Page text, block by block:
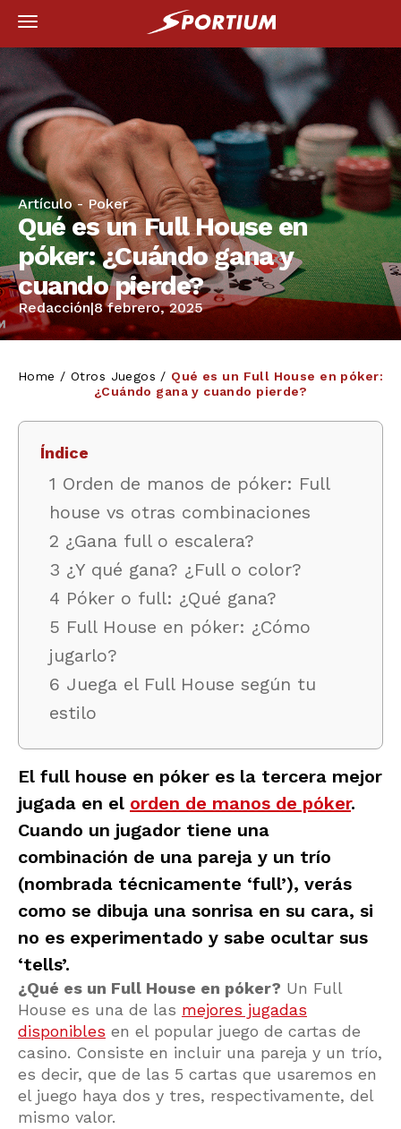
Artículo -Poker
Qué es un Full House en
póker: ¿Cuándo gana y
cuando pierde?
Redacción|8 febrero, 2025
Home /Otros Juegos / Qué es un Full House en póker:
¿Cuándo gana y cuando pierde?
El full house en póker es la tercera mejor
jugada en el orden de manos de póker.
Cuando un jugador tiene una
combinación de una pareja y un trío
(nombrada técnicamente ‘full’), verás
como se dibuja una sonrisa en su cara, si
no es experimentado y sabe ocultar sus
‘tells’.
Índice
1 Orden de manos de póker: Full
house vs otras combinaciones
2 ¿Gana full o escalera?
3 ¿Y qué gana? ¿Full o color?
4 Póker o full: ¿Qué gana?
5 Full House en póker: ¿Cómo
jugarlo?
6 Juega el Full House según tu
estilo
¿Qué es un Full House en póker? Un Full
House es una de las mejores jugadas
disponibles en el popular juego de cartas de
casino. Consiste en incluir una pareja y un trío,
es decir, que de las 5 cartas que usaremos en
el juego haya dos y tres, respectivamente, del
mismo valor.